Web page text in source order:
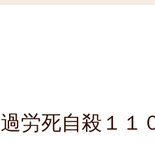
労死自殺１１